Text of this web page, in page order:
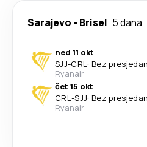
Sarajevo - Brisel 5 dana
ned 11 okt
SJJ-CRL· Bez
Ryanair
čet 15 okt
CRL-SJJ· Bez
Ryanair